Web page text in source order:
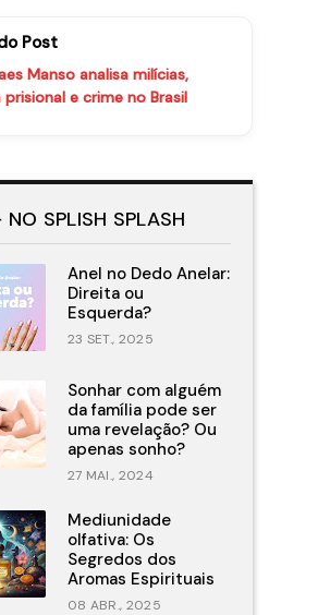
Post
Manso analisa milícias,
e crime no Brasil
NO SPLISH SPLASH
Anel no Dedo Anelar:
Direita ou
Esquerda?
23 SET., 2025
Sonhar com alguém
da família pode ser
uma revelação? Ou
apenas sonho?
27 MAI., 2024
Mediunidade
olfativa: Os
Segredos dos
Aromas Espirituais
08 ABR., 2025